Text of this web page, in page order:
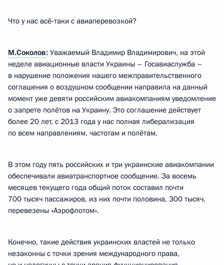
Что у нас всё‑таки с авиаперевозкой?
М.Соколов: Уважаемый Владимир Владимирович, на этой
неделе авиационные власти Украины – Госавиаслужба –
в нарушение положения нашего межправительственного
соглашения о воздушном сообщении направила на данный
момент уже девяти российским авиакомпаниям уведомление
о запрете полётов на Украину. Это соглашение действует
более 20 лет, с 2013 года у нас полная либерализация
по всем направлениям, частотам и полётам.
В этом году пять российских и три украинские авиакомпании
обеспечивали авиатранспортное сообщение. За восемь
месяцев текущего года общий поток составил почти
700 тысяч пассажиров, из них почти половина, 300 тысяч,
перевезены «Аэрофлотом».
Конечно, такие действия украинских властей не только
незаконны с точки зрения международного права,